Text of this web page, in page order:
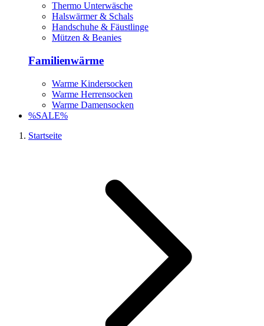
Thermo Unterwäsche
Halswärmer & Schals
Handschuhe & Fäustlinge
Mützen & Beanies
Familienwärme
Warme Kindersocken
Warme Herrensocken
Warme Damensocken
%SALE%
Startseite